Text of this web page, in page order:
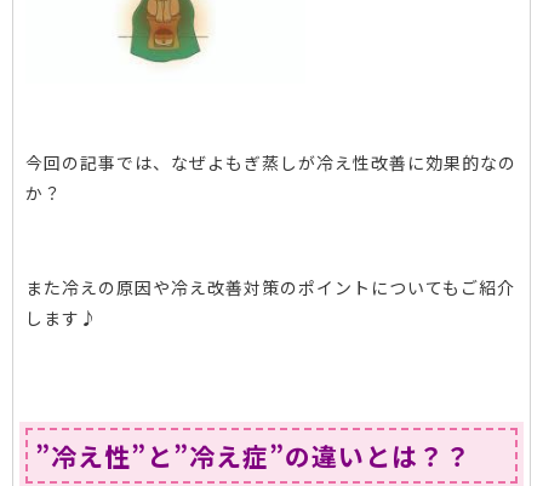
今回の記事では、なぜよもぎ蒸しが冷え性改善に効果的なの
か？
また冷えの原因や冷え改善対策のポイントについてもご紹介
します♪
”冷え性”と”冷え症”の違いとは？？